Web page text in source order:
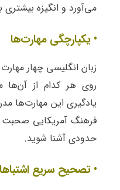
می‌آورد و انگیزه
• یکپارچگی مهارت‌ها
زبان انگلیسی چهار
روی هر کدام از آن‌ها
یادگیری این مهارت‌ها
فرهنگ آمریکایی صحبت
حدودی آشنا شوید.
• تصحیح سریع